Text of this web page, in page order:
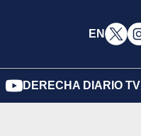
EN
DERECHA DIARIO TV